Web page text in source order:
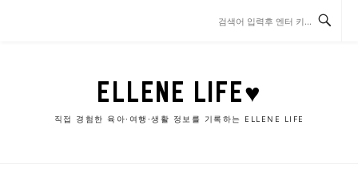
ELLENE LIFE♥
직접 경험한 육아·여행·생활 정보를 기록하는 ELLENE LIFE